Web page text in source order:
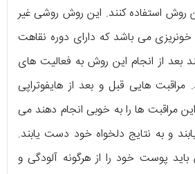
روش استفاده کنند. این روش روشی غیر
می باشد که دارای دوره نقاهت
بعد از انجام این روش به فعالیت های
مراقبت هایی قبل و بعد از هایفوتراپی
این مراقبت ها را به خوبی انجام دهند می
و به نتایج دلخواه خود دست یابند.
پوست خود را از هرگونه آلودگی و